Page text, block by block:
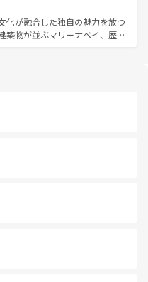
、どの季節にも異なる楽しみ
いタイの人々、仏教を中心とし
資源が、訪れる旅人を魅了し続
はず。観光スポットが密集し
を回れるのも魅力。息をのむよ
まで、香港を存分に楽しみ尽く
化が融合した独自の魅力を放つ
築物が並ぶマリーナベイ、歴史
を楽しめる外せないスポット